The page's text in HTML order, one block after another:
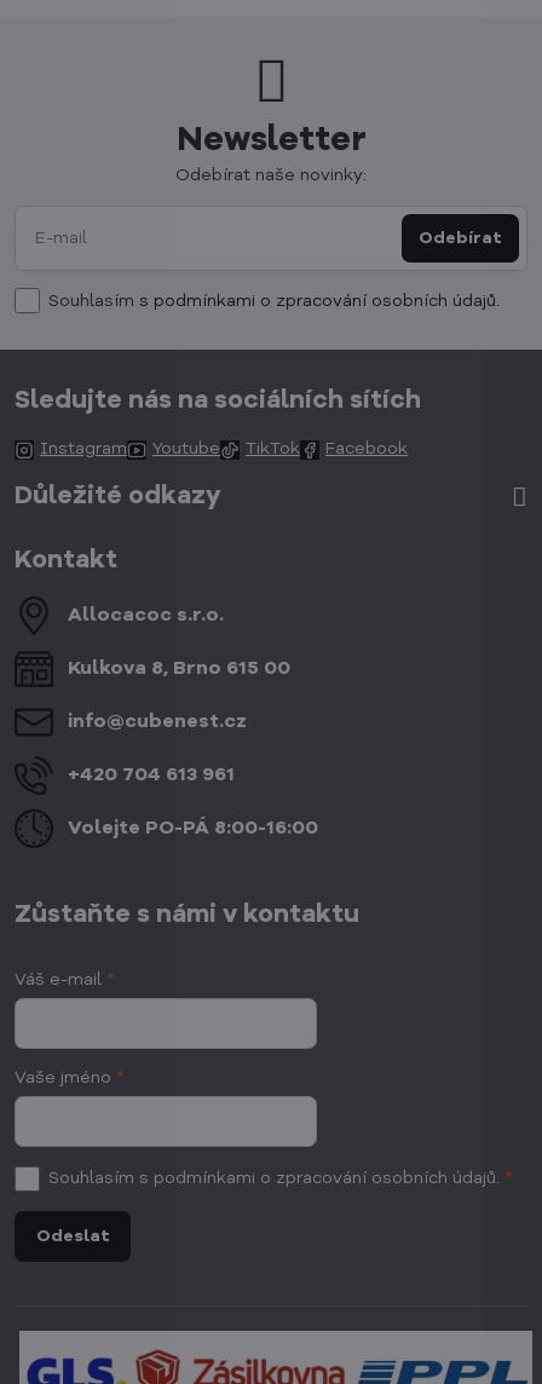
Newsletter
Odebírat naše novinky:
Odebírat
Souhlasím s podmínkami o zpracování osobních údajů.
Sledujte nás na sociálních sítích
Instagram Youtube TikTok Facebook
Důležité odkazy
Kontakt
Allocacoc s​.r​.o​.
Kulkova 8, Brno 615 00
info​@cubenest​.cz
+420 704 613 961
Volejte PO-PÁ 8:00-16:00
Zůstaňte s námi v kontaktu
Váš e-mail *
Vaše jméno *
Souhlasím s podmínkami o zpracování osobních údajů. *
Odeslat